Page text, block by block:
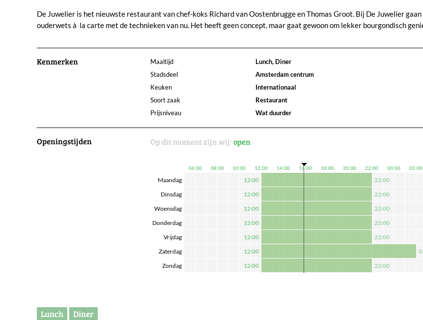
De Juwelier is het nieuwste restaurant van chef-koks Richard van Oostenbrugge en Thomas Groot. Bij De Juwelier
ouderwets à la carte met de technieken van nu. Het heeft geen concept, maar gaat gewoon om lekker bourgondisch
Kenmerken Maaltijd
Lunch, Diner
Stadsdeel
Amsterdam centrum
Keuken
Internationaal
Soort zaak
Restaurant
Prijsniveau
Wat duurder
Openingstijden Op dit moment zijn wij:open
06:00 08:00 10:00 12:00 14:00 16:00 18:00 20:00 22:00 00:00 02:00
Maandag 12:00
22:00
Dinsdag
12:00
22:00
Woensdag
12:00
22:00
Donderdag
12:00
22:00
Vrijdag
12:00
22:00
Zaterdag
12:00
Zondag
12:00 22:00
Lunch Diner